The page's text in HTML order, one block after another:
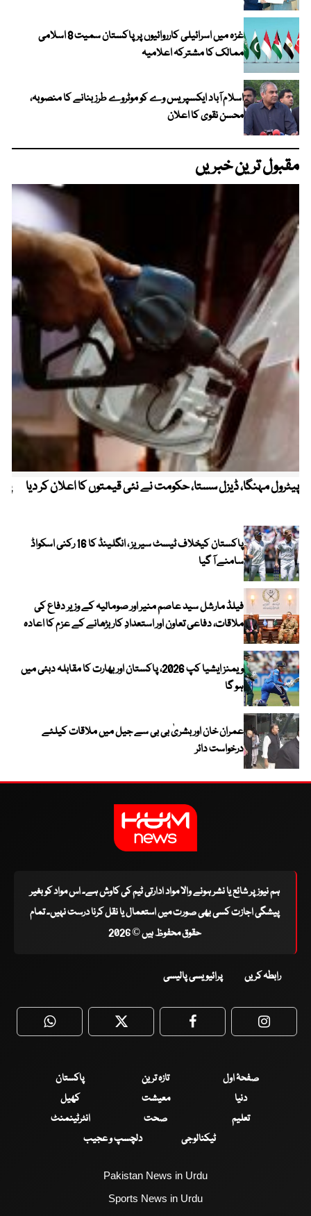
غزہ میں اسرائیلی کارروائیوں پر پاکستان سمیت 8 اسلامی
ممالک کا مشترکہ اعلامیہ
اسلام آباد ایکسپریس وے کو موٹروے طرز بنانے کا منصوبہ،
محسن نقوی کا اعلان
مقبول ترین خبریں
پیٹرول مہنگا، ڈیزل سستا، حکومت نے نئی قیمتوں کا اعلان کر دیا
پاکستان کیخلاف ٹیسٹ سیریز ، انگلینڈ کا 16 رکنی اسکواڈ
سامنے آ گیا
فیلڈ مارشل سید عاصم منیر اور صومالیہ کے وزیر دفاع کی
ملاقات، دفاعی تعاون اور استعدادِ کار بڑھانے کے عزم کا اعادہ
ویمنز ایشیا کپ 2026، پاکستان اور بھارت کا مقابلہ دبئی میں
ہو گا
عمران خان اور بشریٰ بی بی سے جیل میں ملاقات کیلئے
درخواست دائر
ہم نیوز پر شائع یا نشر ہونے والا مواد ادارتی ٹیم کی کاوش ہے۔ اس مواد کو بغیر
پیشگی اجازت کسی بھی صورت میں استعمال یا نقل کرنا درست نہیں۔ تمام
حقوق محفوظ ہیں © 2026
رابطہ کریں پرائیویسی پالیسی
WhatsApp Twitter Facebook
صفحۂ اول تازہ ترین
پاکستان
دنیا
معیشت
کھیل
تعلیم
صحت
انٹرٹینمنٹ
ٹیکنالوجی
دلچسپ و عجیب
Pakistan News in Urdu
Sports News in Urdu